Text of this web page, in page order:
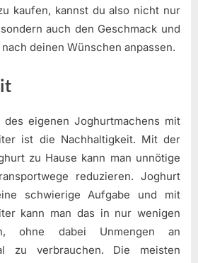
kaufen, kannst du also nicht nur
auch den Geschmack und
deinen Wünschen anpassen.
eigenen Joghurtmachens mit
ist die Nachhaltigkeit. Mit der
zu Hause kann man unnötige
reduzieren. Joghurt
schwierige Aufgabe und mit
kann man das in nur wenigen
ohne dabei Unmengen an
zu verbrauchen. Die meisten